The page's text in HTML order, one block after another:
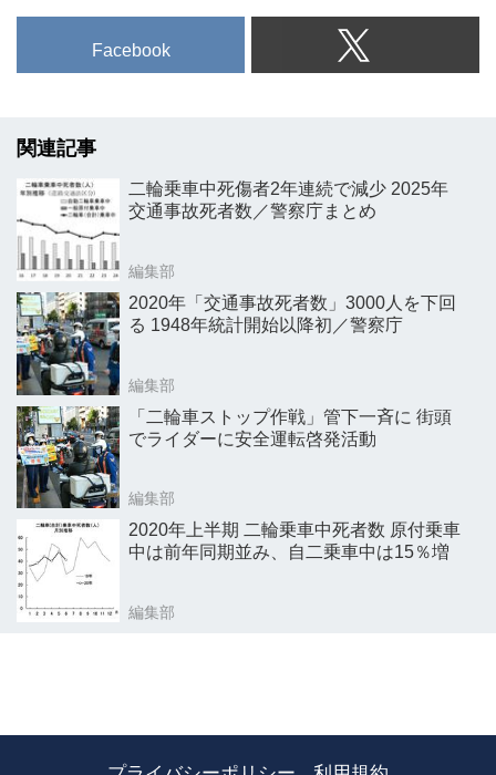
Facebook
関連記事
二輪乗車中死傷者2年連続で減少 2025年
交通事故死者数／警察庁まとめ
編集部
2020年「交通事故死者数」3000人を下回
る 1948年統計開始以降初／警察庁
編集部
「二輪車ストップ作戦」管下一斉に 街頭
でライダーに安全運転啓発活動
編集部
2020年上半期 二輪乗車中死者数 原付乗車
中は前年同期並み、自二乗車中は15％増
編集部